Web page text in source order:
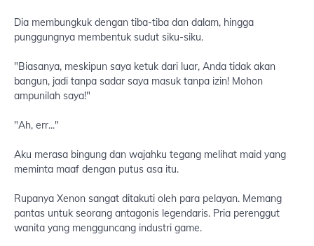
Dia membungkuk dengan tiba-tiba dan dalam, hingga
punggungnya membentuk sudut siku-siku.
"Biasanya, meskipun saya ketuk dari luar, Anda tidak akan
bangun, jadi tanpa sadar saya masuk tanpa izin! Mohon
ampunilah saya!"
"Ah, err..."
Aku merasa bingung dan wajahku tegang melihat maid yang
meminta maaf dengan putus asa itu.
Rupanya Xenon sangat ditakuti oleh para pelayan. Memang
pantas untuk seorang antagonis legendaris. Pria perenggut
wanita yang mengguncang industri game.